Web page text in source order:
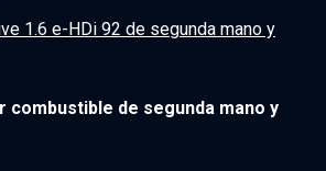
1.6 e-HDi 92 de segunda mano y
combustible de segunda mano y